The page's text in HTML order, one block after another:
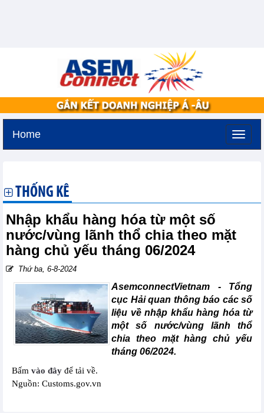
Home
THỐNG KÊ
Nhập khẩu hàng hóa từ một số
nước/vùng lãnh thổ chia theo mặt
hàng chủ yếu tháng 06/2024
Thứ ba, 6-8-2024
AsemconnectVietnam - Tổng
cục Hải quan thông báo các số
liệu về nhập khẩu hàng hóa từ
một số nước/vùng lãnh thổ
chia theo mặt hàng chủ yếu
tháng 06/2024.
Bấm vào đây để tải về.
Nguồn: Customs.gov.vn